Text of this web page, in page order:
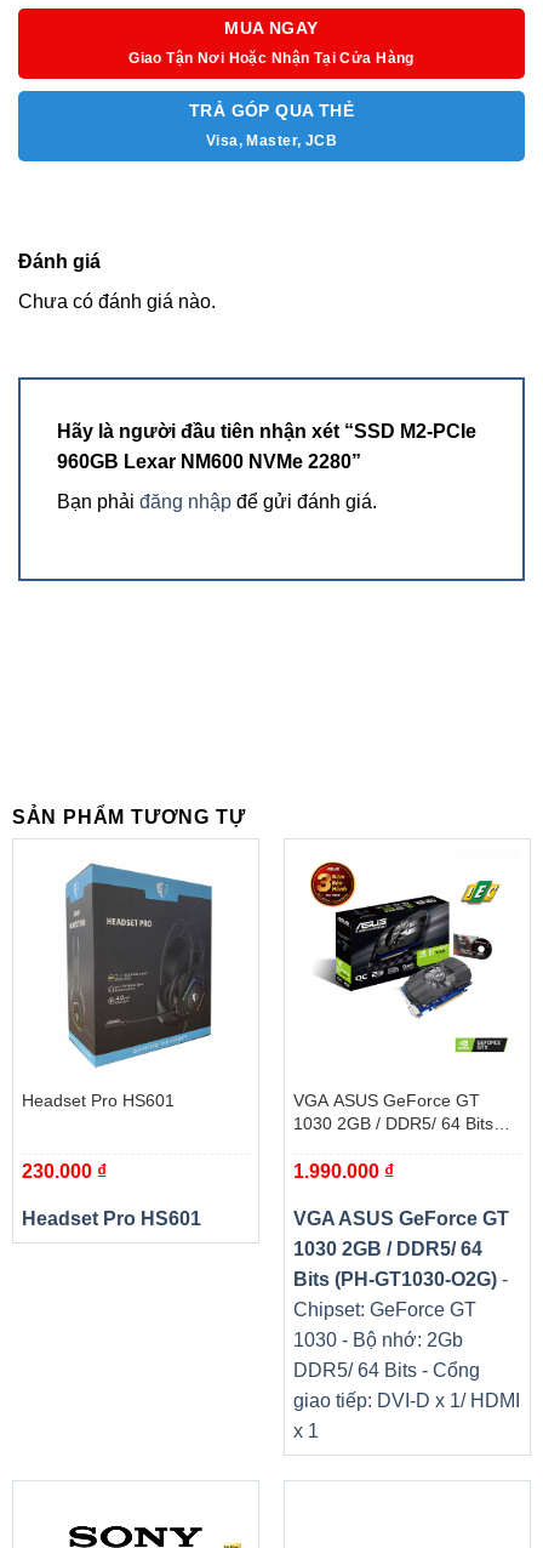
MUA NGAY
Giao Tận Nơi Hoặc Nhận Tại Cửa Hàng
TRẢ GÓP QUA THẺ
Visa, Master, JCB
Đánh giá
Chưa có đánh giá nào.
Hãy là người đầu tiên nhận xét “SSD M2-PCIe
960GB Lexar NM600 NVMe 2280”
Bạn phải đăng nhập để gửi đánh giá.
SẢN PHẨM TƯƠNG TỰ
Headset Pro HS601
230.000 ₫
Headset Pro HS601
VGA ASUS GeForce GT
1030 2GB / DDR5/ 64 Bits
1.990.000 ₫
VGA ASUS GeForce GT
1030 2GB / DDR5/ 64
Bits (PH-GT1030-O2G)-
Chipset: GeForce GT
1030 - Bộ nhớ: 2Gb
DDR5/ 64 Bits - Cổng
giao tiếp: DVI-D x 1/ HDMI
x 1